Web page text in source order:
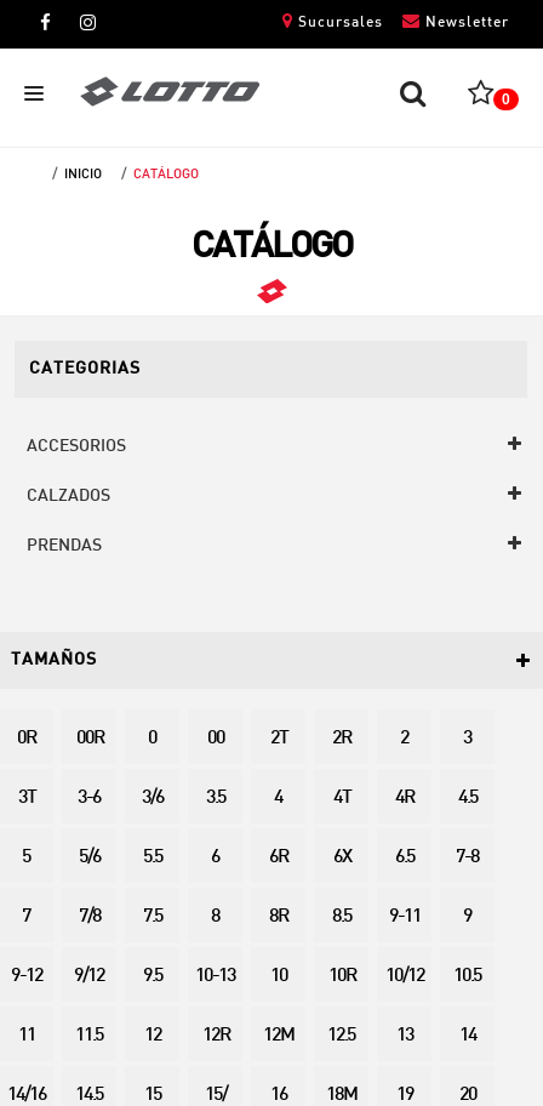
Newsletter
Sucursales
0
INICIO CATÁLOGO
CATÁLOGO
CATEGORIAS
ACCESORIOS
CALZADOS
PRENDAS
TAMAÑOS
0R 00R 0 00 2T 2R 2 3
3T 3-6 3/6 3.5 4 4T 4R 4.5
5 5/6 5.5 6 6R 6X 6.5 7-8
7 7/8 7.5 8 8R 8.5 9-11 9
9-12 9/12 9.5 10-13 10 10R 10/12 10.5
11 11.5 12 12R 12M 12.5 13 14
14/16 14.5 15 15/ 16 18M 19 20